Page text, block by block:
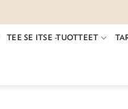
TEE SE ITSE -TUOTTEET